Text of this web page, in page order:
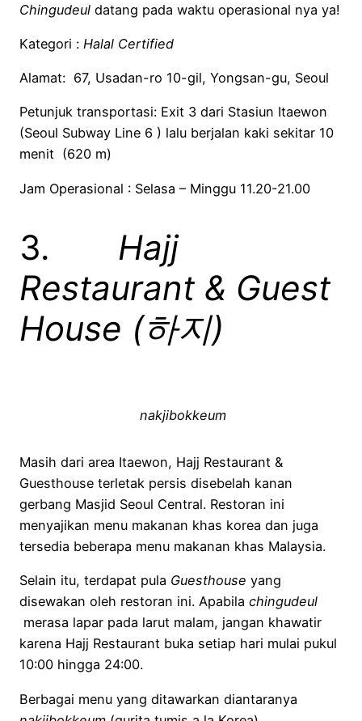
Chingudeul datang pada waktu operasional nya ya!
Kategori : Halal Certified
Alamat: 67, Usadan-ro 10-gil, Yongsan-gu, Seoul
Petunjuk transportasi: Exit 3 dari Stasiun Itaewon
(Seoul Subway Line 6 ) lalu berjalan kaki sekitar 10
menit (620 m)
Jam Operasional : Selasa – Minggu 11.20-21.00
3. Hajj
Restaurant & Guest
House (하지)
nakjibokkeum
Masih dari area Itaewon, Hajj Restaurant &
Guesthouse terletak persis disebelah kanan
gerbang Masjid Seoul Central. Restoran ini
menyajikan menu makanan khas korea dan juga
tersedia beberapa menu makanan khas Malaysia.
Selain itu, terdapat pula Guesthouse yang
disewakan oleh restoran ini. Apabila chingudeul
merasa lapar pada larut malam, jangan khawatir
karena Hajj Restaurant buka setiap hari mulai pukul
10:00 hingga 24:00.
Berbagai menu yang ditawarkan diantaranya